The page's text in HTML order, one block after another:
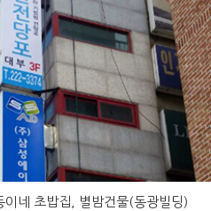
네 초밥집, 별밤건물(동광빌딩)